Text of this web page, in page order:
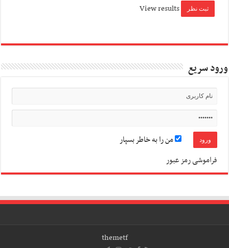
View results
ورود سریع
من را به خاطر بسپار
فراموشی رمز عبور
themetf